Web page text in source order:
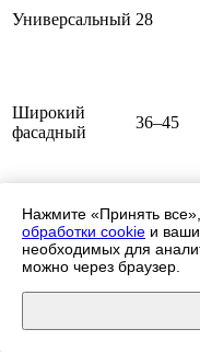
Универсальный 28
Широкий
фасадный
36–45
Чем шире и толще
настоящее бревно и тем
действием солнца,
тонкие ламели
помещения, поэтому
— например, 20×96 мм
Нажмите «Принять
обработки cookie и
необходимых для
можно через браузер.